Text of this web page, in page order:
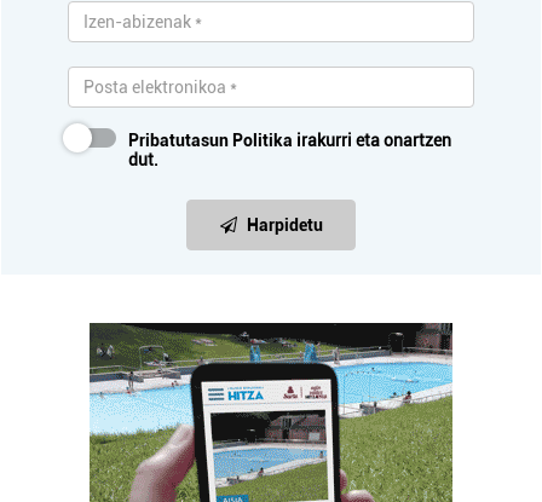
Pribatutasun Politika irakurri eta onartzen
dut.
Harpidetu